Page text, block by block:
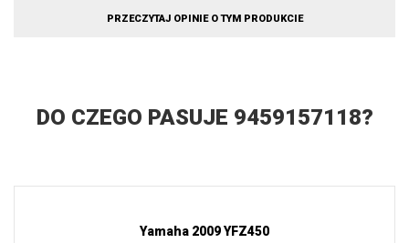
PRZECZYTAJ OPINIE O TYM PRODUKCIE
DO CZEGO PASUJE 9459157118?
Yamaha 2009 YFZ450